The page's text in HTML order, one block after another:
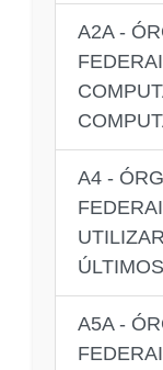
A2A -
A4 -
A5A -